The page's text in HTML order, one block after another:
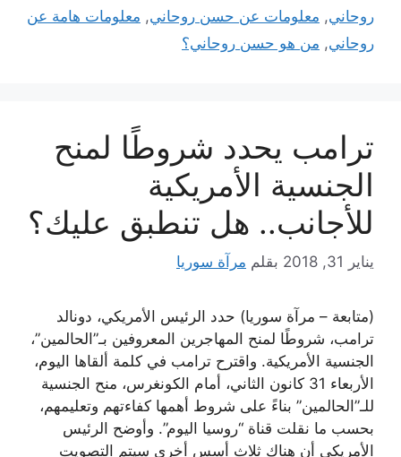
روحاني, معلومات عن حسن روحاني, معلومات هامة عن
روحاني, من هو حسن روحاني؟
ترامب يحدد شروطًا لمنح
الجنسية الأمريكية
للأجانب.. هل تنطبق عليك؟
يناير 31, 2018 بقلم مرآة سوريا
(متابعة – مرآة سوريا) حدد الرئيس الأمريكي، دونالد
ترامب، شروطًا لمنح المهاجرين المعروفين بـ”الحالمين”،
الجنسية الأمريكية. واقترح ترامب في كلمة ألقاها اليوم،
الأربعاء 31 كانون الثاني، أمام الكونغرس، منح الجنسية
للـ”الحالمين” بناءً على شروط أهمها كفاءتهم وتعليمهم،
بحسب ما نقلت قناة “روسيا اليوم”. وأوضح الرئيس
الأمريكي أن هناك ثلاث أسس أخرى سيتم التصويت